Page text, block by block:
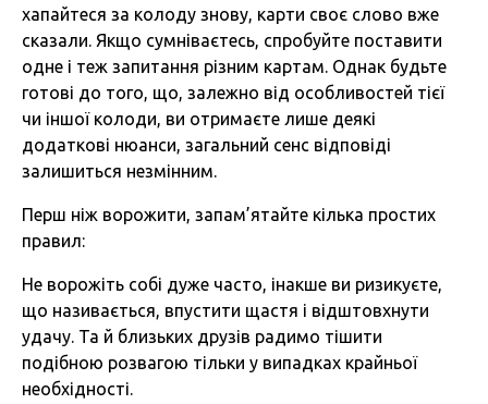
хапайтеся за колоду знову, карти своє слово вже
сказали. Якщо сумніваєтесь, спробуйте поставити
одне і теж запитання різним картам. Однак будьте
готові до того, що, залежно від особливостей тієї
чи іншої колоди, ви отримаєте лише деякі
додаткові нюанси, загальний сенс відповіді
залишиться незмінним.
Перш ніж ворожити, запам’ятайте кілька простих
правил:
Не ворожіть собі дуже часто, інакше ви ризикуєте,
що називається, впустити щастя і відштовхнути
удачу. Та й близьких друзів радимо тішити
подібною розвагою тільки у випадках крайньої
необхідності.